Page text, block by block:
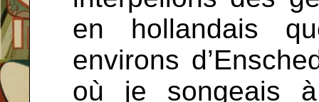
en hollandais
environs
où je songeais à